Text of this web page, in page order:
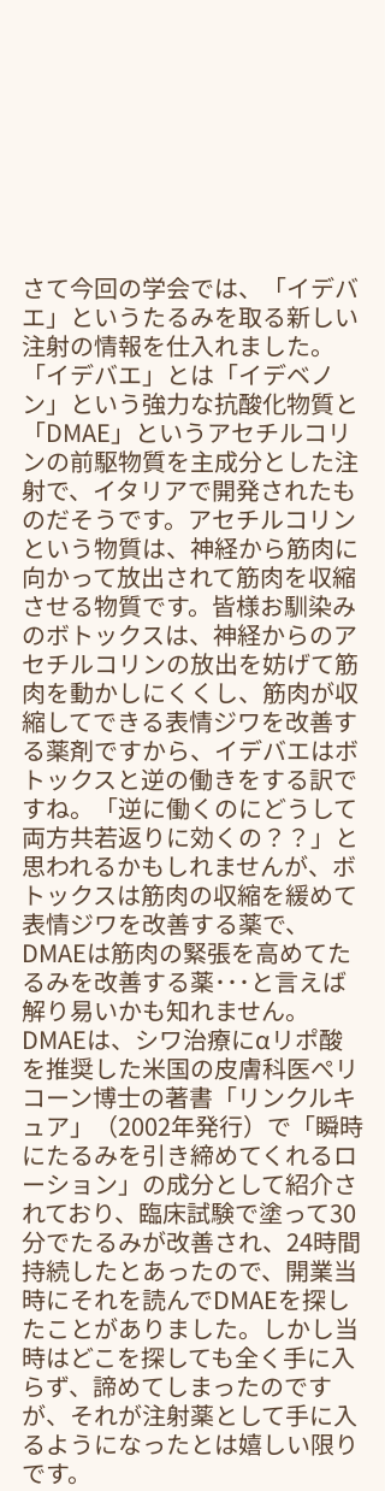
さて今回の学会では、「イデバ
エ」というたるみを取る新しい
注射の情報を仕入れました。
「イデバエ」とは「イデベノ
ン」という強力な抗酸化物質と
「DMAE」というアセチルコリ
ンの前駆物質を主成分とした注
射で、イタリアで開発されたも
のだそうです。アセチルコリン
という物質は、神経から筋肉に
向かって放出されて筋肉を収縮
させる物質です。皆様お馴染み
のボトックスは、神経からのア
セチルコリンの放出を妨げて筋
肉を動かしにくくし、筋肉が収
縮してできる表情ジワを改善す
る薬剤ですから、イデバエはボ
トックスと逆の働きをする訳で
すね。「逆に働くのにどうして
両方共若返りに効くの？？」と
思われるかもしれませんが、ボ
トックスは筋肉の収縮を緩めて
表情ジワを改善する薬で、
DMAEは筋肉の緊張を高めてた
るみを改善する薬･･･と言えば
解り易いかも知れません。
DMAEは、シワ治療にαリポ酸
を推奨した米国の皮膚科医ぺリ
コーン博士の著書「リンクルキ
ュア」（2002年発行）で「瞬時
にたるみを引き締めてくれるロ
ーション」の成分として紹介さ
れており、臨床試験で塗って30
分でたるみが改善され、24時間
持続したとあったので、開業当
時にそれを読んでDMAEを探し
たことがありました。しかし当
時はどこを探しても全く手に入
らず、諦めてしまったのです
が、それが注射薬として手に入
るようになったとは嬉しい限り
です。